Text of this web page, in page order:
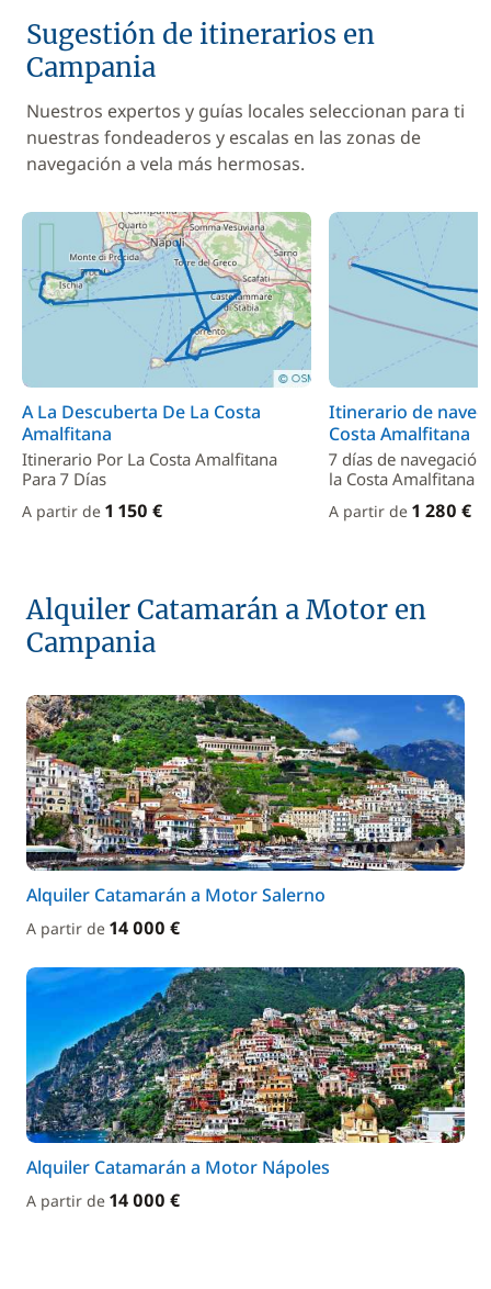
Sugestión de itinerarios en
Campania
Nuestros expertos y guías locales seleccionan para ti
nuestras fondeaderos y escalas en las zonas de
navegación a vela más hermosas.
A La Descuberta De La Costa
Amalfitana
Itinerario Por La Costa Amalfitana
Para 7 Días
A partir de 1 150 €
Itinerario de
Costa Amalfitana
7 días de
la Costa Amalfitana
A partir de 1 280 €
Alquiler Catamarán a Motor en
Campania
Alquiler Catamarán a Motor Salerno
A partir de 14 000 €
Alquiler Catamarán a Motor Nápoles
A partir de 14 000 €